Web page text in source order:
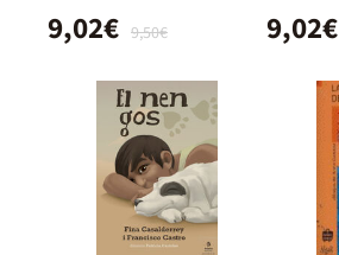
9,50€
9,02€ 9,02€